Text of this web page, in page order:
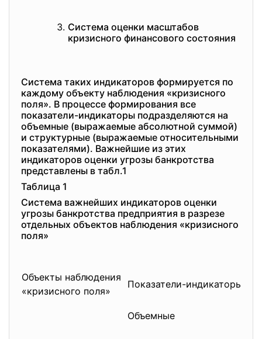
Система оценки масштабов
кризисного финансового состояния
Система таких индикаторов формируется по
каждому объекту наблюдения «кризисного
поля». В процессе формирования все
показатели-индикаторы подразделяются на
объемные (выражаемые абсолютной суммой)
и структурные (выражаемые относительными
показателями). Важнейшие из этих
индикаторов оценки угрозы банкротства
представлены в табл.1
Таблица 1
Система важнейших индикаторов оценки
угрозы банкротства предприятия в разрезе
отдельных объектов наблюдения «кризисного
поля»
Объекты наблюдения
«кризисного поля»
Показатели-индикаторы
Объемные